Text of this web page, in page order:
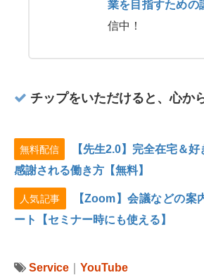
業を目指すための
信中！
チップをいただけると、心か
無料配信
【先生2.0】完全在宅＆
感謝される働き方【無料】
人気記事
【Zoom】会議などの案
ート【セミナー時にも使える】
Service YouTube